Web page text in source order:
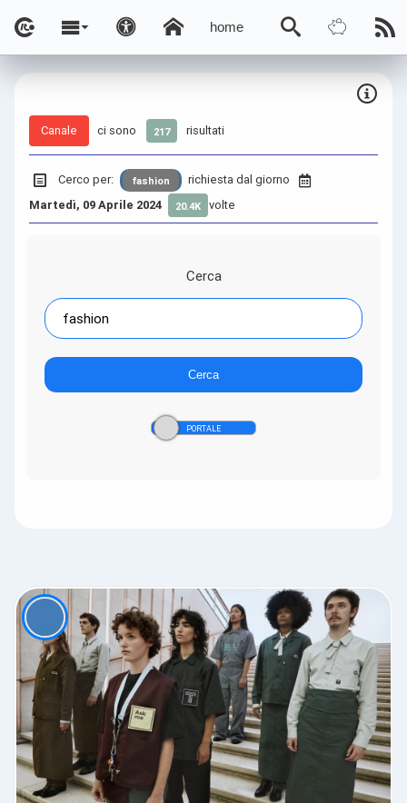
home
Canale ci sono 217 risultati
Cerco per: fashion
richiesta dal giorno
Martedì, 09 Aprile 2024
20.4K volte
Cerca
Cerca